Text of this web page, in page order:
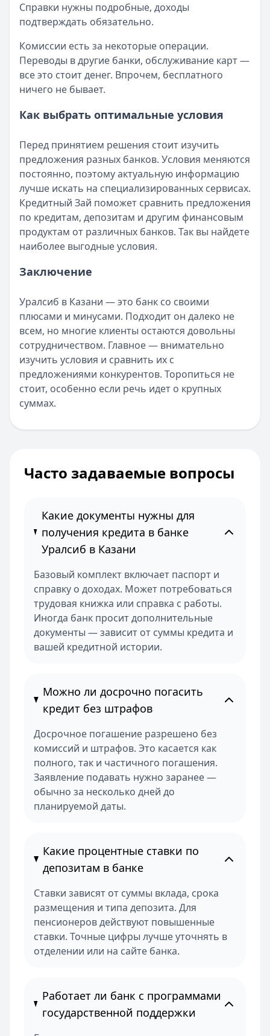
Справки нужны подробные, доходы
подтверждать обязательно.
Комиссии есть за некоторые операции.
Переводы в другие банки, обслуживание карт —
все это стоит денег. Впрочем, бесплатного
ничего не бывает.
Как выбрать оптимальные условия
Перед принятием решения стоит изучить
предложения разных банков. Условия меняются
постоянно, поэтому актуальную информацию
лучше искать на специализированных сервисах.
Кредитный Зай поможет сравнить предложения
по кредитам, депозитам и другим финансовым
продуктам от различных банков. Так вы найдете
наиболее выгодные условия.
Заключение
Уралсиб в Казани — это банк со своими
плюсами и минусами. Подходит он далеко не
всем, но многие клиенты остаются довольны
сотрудничеством. Главное — внимательно
изучить условия и сравнить их с
предложениями конкурентов. Торопиться не
стоит, особенно если речь идет о крупных
суммах.
Часто задаваемые вопросы
Какие документы нужны для
получения кредита в банке
Уралсиб в Казани
Базовый комплект включает паспорт и
справку о доходах. Может потребоваться
трудовая книжка или справка с работы.
Иногда банк просит дополнительные
документы — зависит от суммы кредита и
вашей кредитной истории.
Можно ли досрочно погасить
кредит без штрафов
Досрочное погашение разрешено без
комиссий и штрафов. Это касается как
полного, так и частичного погашения.
Заявление подавать нужно заранее —
обычно за несколько дней до
планируемой даты.
Какие процентные ставки по
депозитам в банке
Ставки зависят от суммы вклада, срока
размещения и типа депозита. Для
пенсионеров действуют повышенные
ставки. Точные цифры лучше уточнять в
отделении или на сайте банка.
Работает ли банк с программами
государственной поддержки